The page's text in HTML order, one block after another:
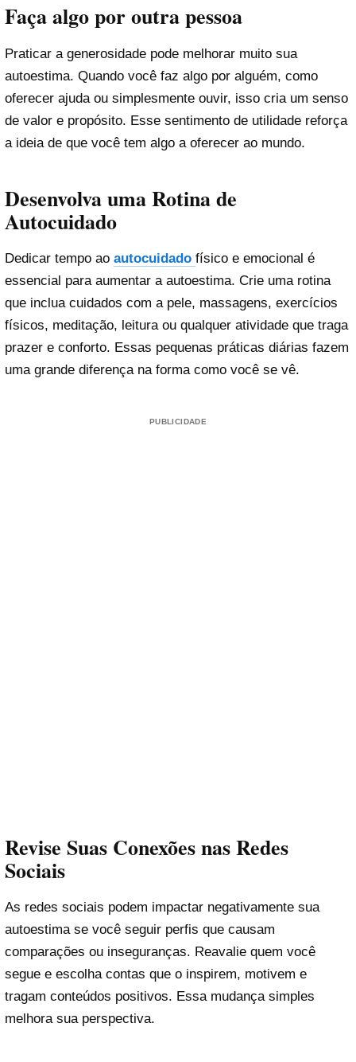
Faça algo por outra pessoa
Praticar a generosidade pode melhorar muito sua
autoestima. Quando você faz algo por alguém, como
oferecer ajuda ou simplesmente ouvir, isso cria um senso
de valor e propósito. Esse sentimento de utilidade reforça
a ideia de que você tem algo a oferecer ao mundo.
Desenvolva uma Rotina de
Autocuidado
Dedicar tempo ao autocuidado físico e emocional é
essencial para aumentar a autoestima. Crie uma rotina
que inclua cuidados com a pele, massagens, exercícios
físicos, meditação, leitura ou qualquer atividade que traga
prazer e conforto. Essas pequenas práticas diárias fazem
uma grande diferença na forma como você se vê.
PUBLICIDADE
Revise Suas Conexões nas Redes
Sociais
As redes sociais podem impactar negativamente sua
autoestima se você seguir perfis que causam
comparações ou inseguranças. Reavalie quem você
segue e escolha contas que o inspirem, motivem e
tragam conteúdos positivos. Essa mudança simples
melhora sua perspectiva.